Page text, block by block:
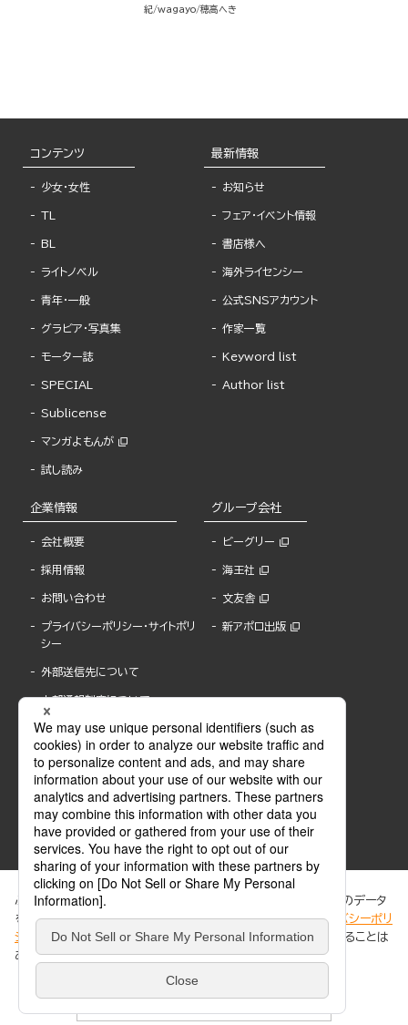
紀 wagayo 穂高へき
コンテンツ
少女・女性
TL
BL
ライトノベル
青年・一般
グラビア・写真集
モーター誌
SPECIAL
Sublicense
マンガよもんが
試し読み
最新情報
お知らせ
フェア・イベント情報
書店様へ
海外ライセンシー
公式SNSアカウント
作家一覧
Keyword list
Author list
企業情報
会社概要
採用情報
お問い合わせ
プライバシーポリシー・サイトポリ
シー
外部送信先について
内部通報制度について
グループ会社
ビーグリー
海王社
文友舎
新アポロ出版
ABJマークは、この電子書店・電子書籍配信サービスが、著作権者からコンテンツ使用許諾を
得た正規版配信サービスであることを示す登録商標(登録番号 第6091713号)です。
ABJマークの詳細、ABJマークを掲示しているサービスの一覧はこちら。
ぶんか社が運営するサイトでは、利便性向上のためにCookie等のデータ
を使用しています。 当社のCookieについての詳細は、「プライバシーポリ
シー
」をご覧ください。当サイトでは、訪問者の個人情報を追跡することは
ありません。